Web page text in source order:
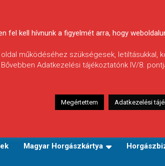
Magyar Horgászkártya
fel kell hívnunk a figyelmét arra, hogy
működéséhez szükségesek, letiltásukkal,
Bővebben Adatkezelési tájékoztatónk IV/8.
Megértettem Adatkezelési